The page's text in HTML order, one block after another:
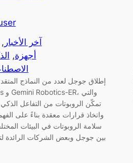
آخر الأخبار ,
أجهزة,
إطلاق جوجل لعدد من النماذج
تمكّن الروبوتات من التفاعل الذكي
واتخاذ قرارات معقدة بناءً على
سلامة الروبوتات في البيئات
بين جوجل وبعض الشركات الرائدة